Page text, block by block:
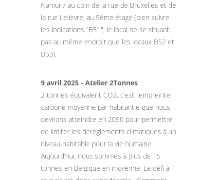
Namur / au coin de la rue de Bruxelles et de
la rue Lelièvre, au 5ème étage (bien suivre
les indications "B51", le local ne se situant
pas au même endroit que les locaux B52 et
B53).
9 avril 2025 - Atelier 2Tonnes
2 tonnes équivalent CO2, c’est l’empreinte
carbone moyenne par habitant·e que nous
devrions atteindre en 2050 pour permettre
de limiter les dérèglements climatiques à un
niveau habitable pour la vie humaine.
Aujourd’hui, nous sommes à plus de 15
tonnes en Belgique en moyenne. Le défi à